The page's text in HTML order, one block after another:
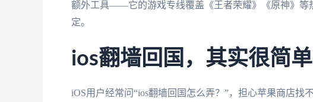
额外工具——它的游戏专线覆盖《王者荣耀》《原神》等
定。
ios翻墙回国，其实很简单
iOS用户经常问“ios翻墙回国怎么弄？”，担心苹果商店找